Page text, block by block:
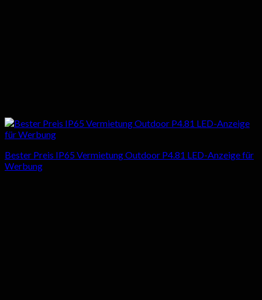
Bester Preis IP65 Vermietung Outdoor P4.81 LED-Anzeige für
Werbung